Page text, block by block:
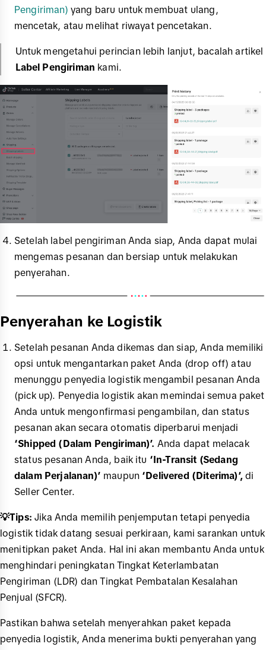
Pengiriman) yang baru untuk membuat ulang,
mencetak, atau melihat riwayat pencetakan.
Untuk mengetahui perincian lebih lanjut, bacalah artikel
Label Pengiriman kami.
Setelah label pengiriman Anda siap, Anda dapat mulai
mengemas pesanan dan bersiap untuk melakukan
penyerahan.
Penyerahan ke Logistik
Setelah pesanan Anda dikemas dan siap, Anda memiliki
opsi untuk mengantarkan paket Anda (drop off) atau
menunggu penyedia logistik mengambil pesanan Anda
(pick up). Penyedia logistik akan memindai semua paket
Anda untuk mengonfirmasi pengambilan, dan status
pesanan akan secara otomatis diperbarui menjadi
‘Shipped (Dalam Pengiriman)’. Anda dapat melacak
status pesanan Anda, baik itu ‘In-Transit (Sedang
dalam Perjalanan)’ maupun ‘Delivered (Diterima)’,di
Seller Center.
💡Tips: Jika Anda memilih penjemputan tetapi penyedia
logistik tidak datang sesuai perkiraan, kami sarankan untuk
menitipkan paket Anda. Hal ini akan membantu Anda untuk
menghindari peningkatan Tingkat Keterlambatan
Pengiriman (LDR) dan Tingkat Pembatalan Kesalahan
Penjual (SFCR).
Pastikan bahwa setelah menyerahkan paket kepada
penyedia logistik, Anda menerima bukti penyerahan yang